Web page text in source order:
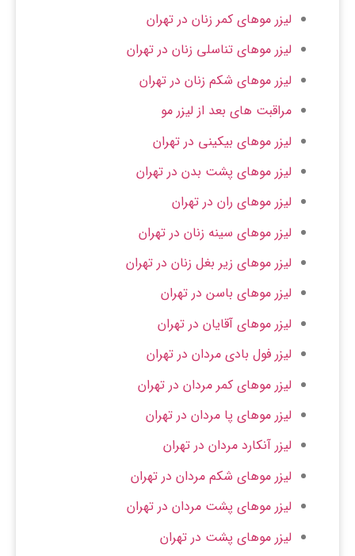
لیزر موهای کمر زنان در تهران
لیزر موهای تناسلی زنان در تهران
لیزر موهای شکم زنان در تهران
مراقبت های بعد از لیزر مو
لیزر موهای بیکینی در تهران
لیزر موهای پشت بدن در تهران
لیزر موهای ران در تهران
لیزر موهای سینه زنان در تهران
لیزر موهای زیر بغل زنان در تهران
لیزر موهای باسن در تهران
لیزر موهای آقایان در تهران
لیزر فول بادی مردان ​در تهران
لیزر موهای کمر مردان در تهران
لیزر موهای پا مردان در تهران
لیزر آنکارد مردان در تهران
لیزر موهای شکم مردان در تهران
لیزر موهای پشت مردان در تهران
لیزر موهای پشت در تهران